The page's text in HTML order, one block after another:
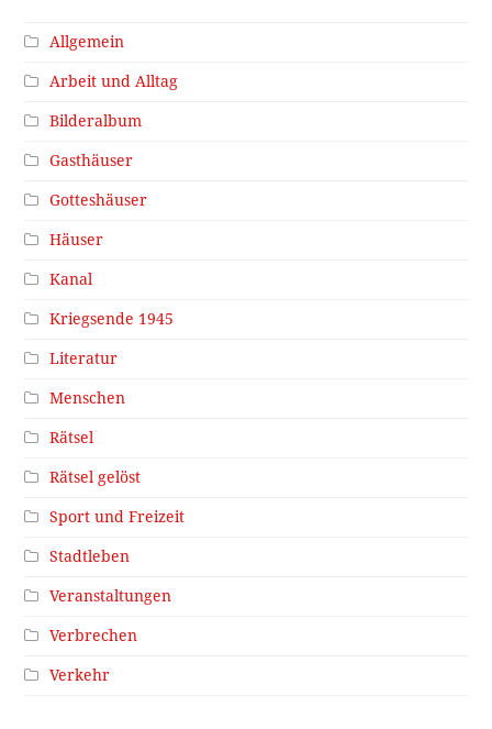
Allgemein
Arbeit und Alltag
Bilderalbum
Gasthäuser
Gotteshäuser
Häuser
Kanal
Kriegsende 1945
Literatur
Menschen
Rätsel
Rätsel gelöst
Sport und Freizeit
Stadtleben
Veranstaltungen
Verbrechen
Verkehr